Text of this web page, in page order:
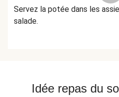
Servez la potée dans les
salade.
Idée repas du